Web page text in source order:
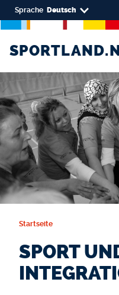
Sprache Deutsch
Startseite
SPORT